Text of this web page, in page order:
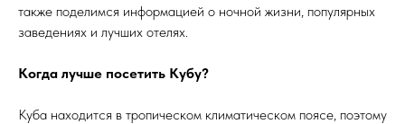
также поделимся информацией о ночной жизни, популярных
заведениях и лучших отелях.
Когда лучше посетить Кубу?
Куба находится в тропическом климатическом поясе, поэтому